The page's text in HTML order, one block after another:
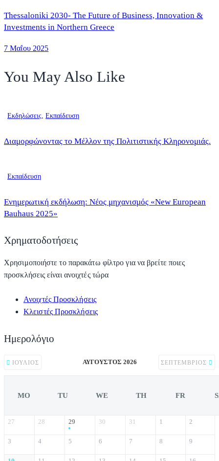
Thessaloniki 2030- The Future of Business, Innovation &
Investments in Northern Greece
7 Μαΐου 2025
You May Also Like
Εκδηλώσεις, Εκπαίδευση
Διαμορφώνοντας το Μέλλον της Πολιτιστικής Κληρονομιάς.
Εκπαίδευση
Ενημερωτική εκδήλωση: Νέος μηχανισμός «New European
Bauhaus 2025»
Χρηματοδοτήσεις
Χρησιμοποιήστε το παρακάτω φίλτρο για να βρείτε ποιες
προσκλήσεις είναι ανοιχτές τώρα
Ανοιχτές Προσκλήσεις
Κλειστές Προσκλήσεις
Ημερολόγιο
ΙΟΎΛΙΟΣ ΑΎΓΟΥΣΤΟΣ 2026 ΣΕΠΤΈΜΒΡΙΟΣ
MO TU WE TH FR
27 28 29 30 31 1 2
3 4 5 6 7 8 9